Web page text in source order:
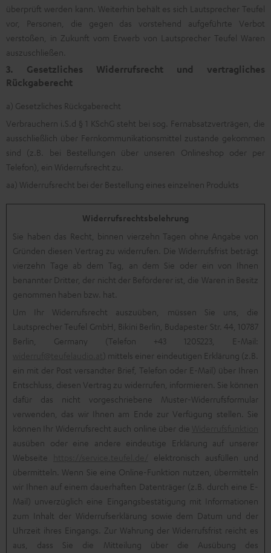
überprüft werden kann. Weiterhin behält es sich Lautsprecher Teufel
vor, Personen, die gegen das vorstehend aufgeführte Verbot
verstoßen, in Zukunft vom Erwerb von Lautsprecher Teufel Waren
auszuschließen.
3. Gesetzliches Widerrufsrecht und vertragliches
Rückgaberecht
a) Gesetzliches Rückgaberecht
Verbrauchern i.S.d § 1 KSchG steht bei sog. Fernabsatzverträgen, die
ausschließlich über Fernkommunikationsmittel zustande gekommen
sind (z.B. bei Bestellungen über unseren Onlineshop oder per
Telefon), ein Widerrufsrecht zu.
aa) Widerrufsrecht bei der Bestellung eines einzelnen Produkts
Widerrufsrechtsbelehrung
Sie haben das Recht, binnen vierzehn Tagen ohne Angabe von
Gründen diesen Vertrag zu widerrufen. Die Widerrufsfrist beträgt
vierzehn Tage ab dem Tag, an dem Sie oder ein von Ihnen
benannter Dritter, der nicht der Beförderer ist, die Waren in Besitz
genommen haben bzw. hat.
Um Ihr Widerrufsrecht auszuüben, müssen Sie uns, die
Lautsprecher Teufel GmbH, Bikini Berlin, Budapester Str. 44, 10787
Berlin, Germany (Telefon +43 1205223, E-Mail:
) mittels einer eindeutigen Erklärung (z.B.
ein mit der Post versandter Brief, Telefon oder E-Mail) über Ihren
Entschluss, diesen Vertrag zu widerrufen, informieren. Sie können
dafür das nicht vorgeschriebene Muster-Widerrufsformular
verwenden, das wir Ihnen am Ende zur Verfügung stellen. Sie
können Ihr Widerrufsrecht auch online über die
ausüben oder eine andere eindeutige Erklärung auf unserer
Webseite
elektronisch ausfüllen und
übermitteln. Wenn Sie eine Online-Funktion nutzen, übermitteln
wir Ihnen auf einem dauerhaften Datenträger (z.B. durch eine E-
Mail) unverzüglich eine Eingangsbestätigung mit Informationen
zum Inhalt der Widerrufserklärung sowie dem Datum und der
Uhrzeit ihres Eingangs. Zur Wahrung der Widerrufsfrist reicht es
aus, dass Sie die Mitteilung über die Ausübung des